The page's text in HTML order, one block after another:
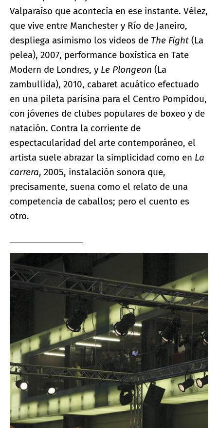
Valparaíso que acontecía en ese instante. Vélez,
que vive entre Manchester y Río de Janeiro,
despliega asimismo los videos de The Fight (La
pelea), 2007, performance boxística en Tate
Modern de Londres, y Le Plongeon (La
zambullida), 2010, cabaret acuático efectuado
en una pileta parisina para el Centro Pompidou,
con jóvenes de clubes populares de boxeo y de
natación. Contra la corriente de
espectacularidad del arte contemporáneo, el
artista suele abrazar la simplicidad como en La
carrera, 2005, instalación sonora que,
precisamente, suena como el relato de una
competencia de caballos; pero el cuento es
otro.